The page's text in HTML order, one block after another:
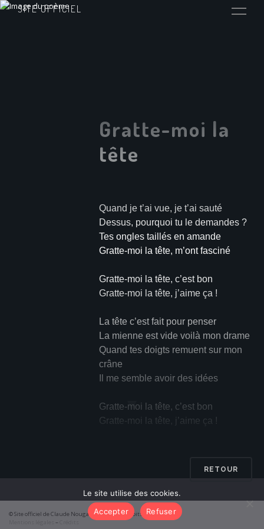
SITE OFFICIEL
Gratte-moi la
tête
Quand je t’ai vue, je t’ai sauté
Dessus, pourquoi tu le demandes ?
Tes ongles taillés en amande
Gratte-moi la tête, m’ont fasciné
Gratte-moi la tête, c’est bon
Gratte-moi la tête, j’aime ça !
La tête c’est fait pour penser
La mienne est vide voilà mon drame
Quand tes doigts remuent sur mon
crâne
Il me semble avoir des idées
Gratte-moi la tête, c’est bon
Gratte-moi la tête, j’aime ça !
On dit que l’homme descend du
singe
Eh bien on va y remonter
▼
RETOUR
© Site officiel de Claude Nougaro 2026 – Tous droits réservés
–
Le site utilise des cookies.
Accepter
Refuser